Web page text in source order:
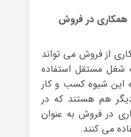
همکاری در فروش
از فروش می تواند
شغل مستقل استفاده
این شیوه کسب و کار
دیگر هم هستند که در
در فروش به عنوان
می کنند.